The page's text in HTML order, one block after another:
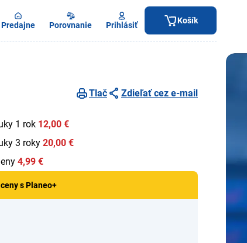
Predajne Porovnanie Prihlásiť Košík
Tlač
Zdieľať cez e-mail
1 rok 12,00 €
3 roky 20,00 €
4,99 €
s Planeo+